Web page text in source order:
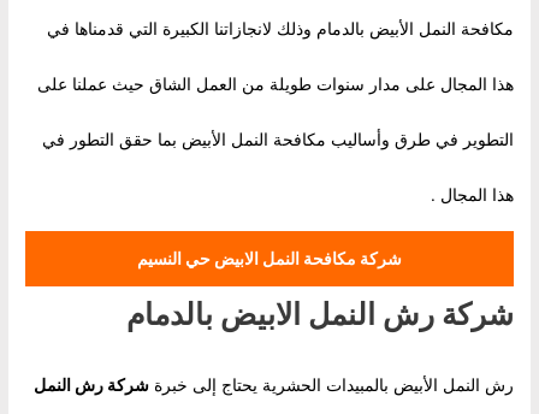
مكافحة النمل الأبيض بالدمام وذلك لانجازاتنا الكبيرة التي قدمناها في
هذا المجال على مدار سنوات طويلة من العمل الشاق حيث عملنا على
التطوير في طرق وأساليب مكافحة النمل الأبيض بما حقق التطور في
هذا المجال .
شركة مكافحة النمل الابيض حي النسيم
شركة رش النمل الابيض بالدمام
رش النمل الأبيض بالمبيدات الحشرية يحتاج إلى خبرةشركة رش النمل